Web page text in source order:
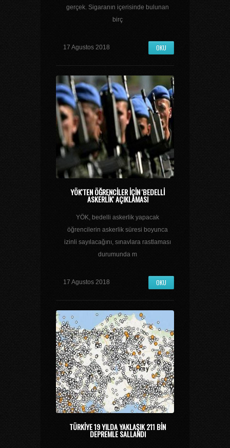
gerçek. Sigaranın içerisinde bulunan
birç
17 Agustos 2018 OKU
YÖK'TEN ÖĞRENCILER IÇIN 'BEDELLI
ASKERLIK' AÇIKLAMASI
YÖK, bedelli askerlik yapacak
öğrencilerin askerlik süresi boyunca
izinli sayılacağını, sınavlara rastlaması
durumunda m
17 Agustos 2018 OKU
TÜRKIYE 19 YILDA YAKLAŞIK 211 BIN
DEPREMLE SALLANDI